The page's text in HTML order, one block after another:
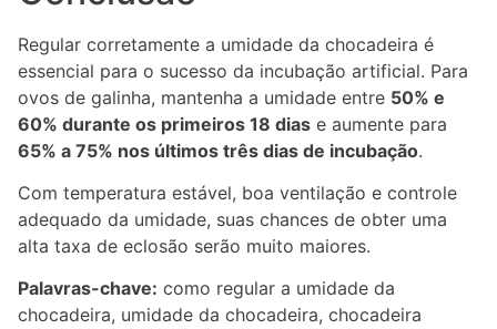
Regular corretamente a umidade da chocadeira é
essencial para o sucesso da incubação artificial. Para
ovos de galinha, mantenha a umidade entre 50% e
60% durante os primeiros 18 dias e aumente para
65% a 75% nos últimos três dias de incubação.
Com temperatura estável, boa ventilação e controle
adequado da umidade, suas chances de obter uma
alta taxa de eclosão serão muito maiores.
Palavras-chave: como regular a umidade da
chocadeira, umidade da chocadeira, chocadeira